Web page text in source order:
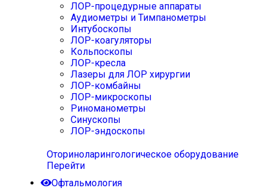
ЛОР-процедурные аппараты
Аудиометры и Тимпанометры
Интубоскопы
ЛОР-коагуляторы
Кольпоскопы
ЛОР-кресла
Лазеры для ЛОР хирургии
ЛОР-комбайны
ЛОР-микроскопы
Риноманометры
Синускопы
ЛОР-эндоскопы
Оториноларингологическое оборудование
Перейти
Офтальмология